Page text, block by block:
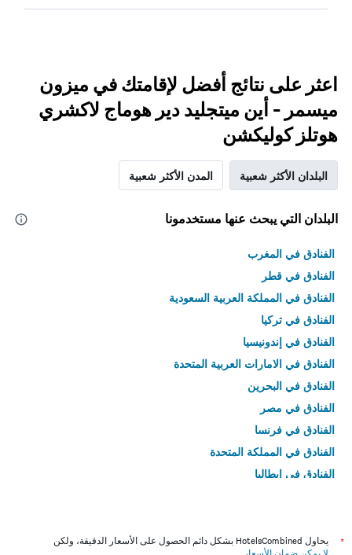
اعثر على نتائج أفضل لإقامتك في ميزون
ميسمر - أين ميتجليد دير هوماج لاكشري
هوتلز كوليكشن
البلدان الأكثر شعبية المدن الأكثر شعبية
البلدان التي يبحث عنها مستخدمونا
الفنادق في المغرب
الفنادق في قطر
الفنادق في المملكة العربية السعودية
الفنادق في تركيا
الفنادق في إندونيسيا
الفنادق في الامارات العربية المتحدة
الفنادق في البحرين
الفنادق في مصر
الفنادق في فرنسا
الفنادق في المملكة المتحدة
الفنادق في إيطاليا
*
يحاول HotelsCombined بشكل دائم الحصول على الأسعار الدقيقة، ولكن